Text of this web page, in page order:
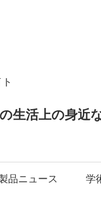
生活上の身
品ニュース 学